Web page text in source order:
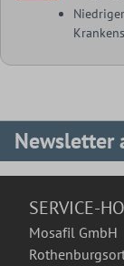
Newsletter
SERVICE-
Mosafil GmbH